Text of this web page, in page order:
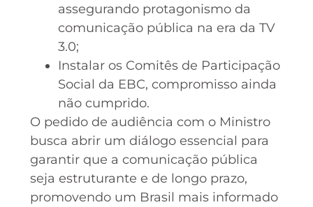
assegurando protagonismo da
comunicação pública na era da TV
3.0;
Instalar os Comitês de Participação
Social da EBC, compromisso ainda
não cumprido.
O pedido de audiência com o Ministro
busca abrir um diálogo essencial para
garantir que a comunicação pública
seja estruturante e de longo prazo,
promovendo um Brasil mais informado